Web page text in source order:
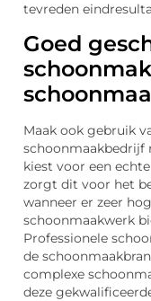
tevreden
Goed
Maak ook gebruik
schoonmaakbedrijf
kiest voor een
zorgt dit voor het
wanneer er zeer
schoonmaakwerk
Professionele
de
complexe
deze